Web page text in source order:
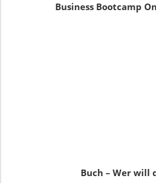
Business Bootcamp
Buch – Wer will